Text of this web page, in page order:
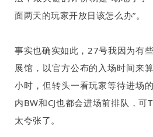
面两天的玩家开放日该怎么办”。
事实也确实如此， 27号我因为有
展馆，以官方公布的入场时间来
小时，但转头一看玩家等待进场
内BW和CJ也都会进场前排队，可
太夸张了。